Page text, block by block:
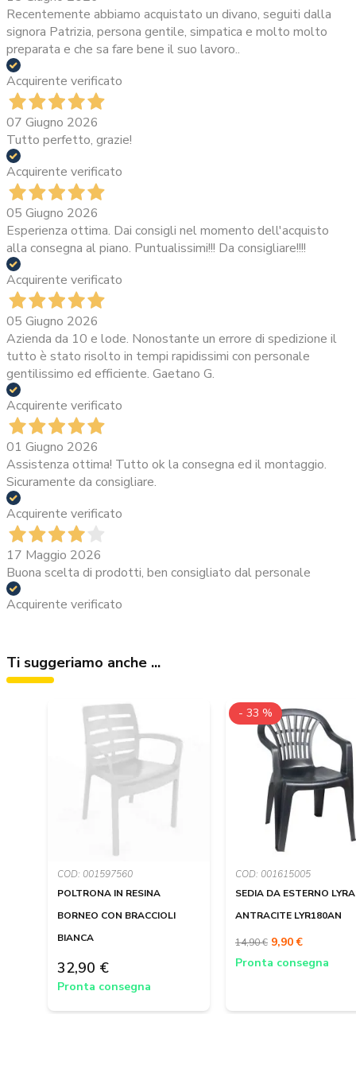
Recentemente abbiamo acquistato un divano, seguiti dalla
signora Patrizia, persona gentile, simpatica e molto molto
preparata e che sa fare bene il suo lavoro..
Acquirente verificato
07 Giugno 2026
Tutto perfetto, grazie!
Acquirente verificato
05 Giugno 2026
Esperienza ottima. Dai consigli nel momento dell'acquisto
alla consegna al piano. Puntualissimi!!! Da consigliare!!!!
Acquirente verificato
05 Giugno 2026
Azienda da 10 e lode. Nonostante un errore di spedizione il
tutto è stato risolto in tempi rapidissimi con personale
gentilissimo ed efficiente. Gaetano G.
Acquirente verificato
01 Giugno 2026
Assistenza ottima! Tutto ok la consegna ed il montaggio.
Sicuramente da consigliare.
Acquirente verificato
17 Maggio 2026
Buona scelta di prodotti, ben consigliato dal personale
Acquirente verificato
Ti suggeriamo anche ...
COD: 001597560
POLTRONA IN RESINA
BORNEO CON BRACCIOLI
BIANCA
32,90 €
Pronta consegna
COD: 001615005
SEDIA DA ESTERNO LYRA
ANTRACITE LYR180AN
- 33 %
14,90 € 9,90 €
Pronta consegna